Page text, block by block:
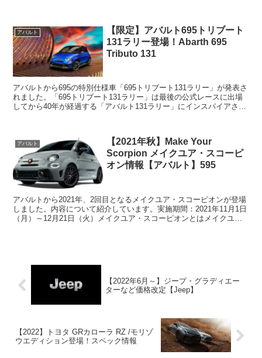
アバルト
【限定】アバルト695トリブート
131ラリー登場！Abarth 695
Tributo 131
アバルトから695の特別仕様車「695トリブート131ラリー」が発表さ
れました。「695トリブート131ラリー」は最後の公式レースに出場
してから40年が経過する「アバルト131ラリー」にインスパイアされ
アバルト
【2021年秋】Make Your
Scorpion メイクユア・スコーピ
オン情報【アバルト】595
アバルトから2021年、2回目となるメイクユア・スコーピオンが登場
しました。内容について紹介しています。実施期間：2021年11月1日
（月）～12月21日（火）メイクユア・スコーピオンとはメイクユ
【2022年6月～】ジープ・グラディエー
ターなど価格改定【Jeep】
【2022】トヨタ GRカローラ RZ /モリゾ
ウエディション登場！スペック情報